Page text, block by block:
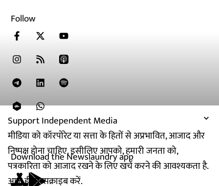
Support Independent Media
मीडिया को कॉरपोरेट या सत्ता के हितों से अप्रभावित, आजाद और
निष्पक्ष होना चाहिए. इसीलिए आपको, हमारी जनता को,
पत्रकारिता को आजाद रखने के लिए खर्च करने की आवश्यकता है.
आज ही सब्सक्राइब करें.
Follow
Download the Newslaundry app